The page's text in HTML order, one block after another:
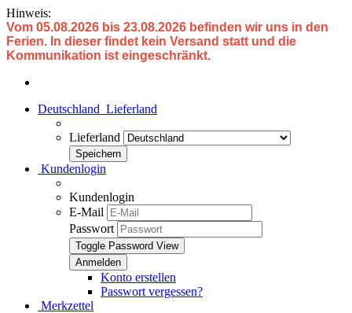
Hinweis:
Vom 05.08.2026 bis 23.08.2026 befinden wir uns in den
Ferien. In dieser findet kein Versand statt und die
Kommunikation ist eingeschränkt.
Deutschland Lieferland
Lieferland
Kundenlogin
Kundenlogin
E-Mail
Passwort
Toggle Password View
Konto erstellen
Passwort vergessen?
Merkzettel